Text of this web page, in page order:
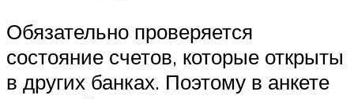
Обязательно проверяется
состояние счетов, которые открыты
в других банках. Поэтому в анкете